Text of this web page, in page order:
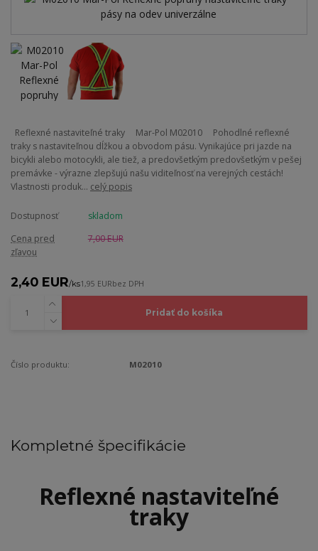
Reflexné nastaviteľné traky Mar-Pol M02010 Pohodlné reflexné
traky s nastaviteľnou dĺžkou a obvodom pásu. Vynikajúce pri jazde na
bicykli alebo motocykli, ale tiež, a predovšetkým predovšetkým v pešej
premávke - výrazne zlepšujú našu viditeľnosť na verejných cestách!
Vlastnosti produk... celý popis
Dostupnosť
skladom
Cena pred
zľavou
7,00 EUR
2,40 EUR/ks1,95 EURbez DPH
Pridať do košíka
Číslo produktu: M02010
Kompletné špecifikácie
Reflexné nastaviteľné
traky